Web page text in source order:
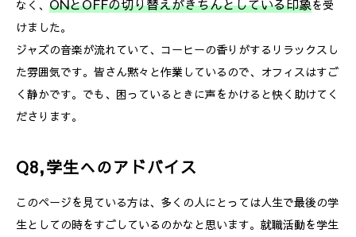
なく、 ONとOFFの切り替えがきちんとしている印象を受
けました。
ジャズの音楽が流れていて、コーヒーの香りがするリラックスし
た雰囲気です。皆さん黙々と作業しているので、オフィスはすご
く静かです。でも、困っているときに声をかけると快く助けてく
ださります。
Q8,学生へのアドバイス
このページを見ている方は、多くの人にとっては人生で最後の学
生としての時をすごしているのかなと思います。就職活動を学生